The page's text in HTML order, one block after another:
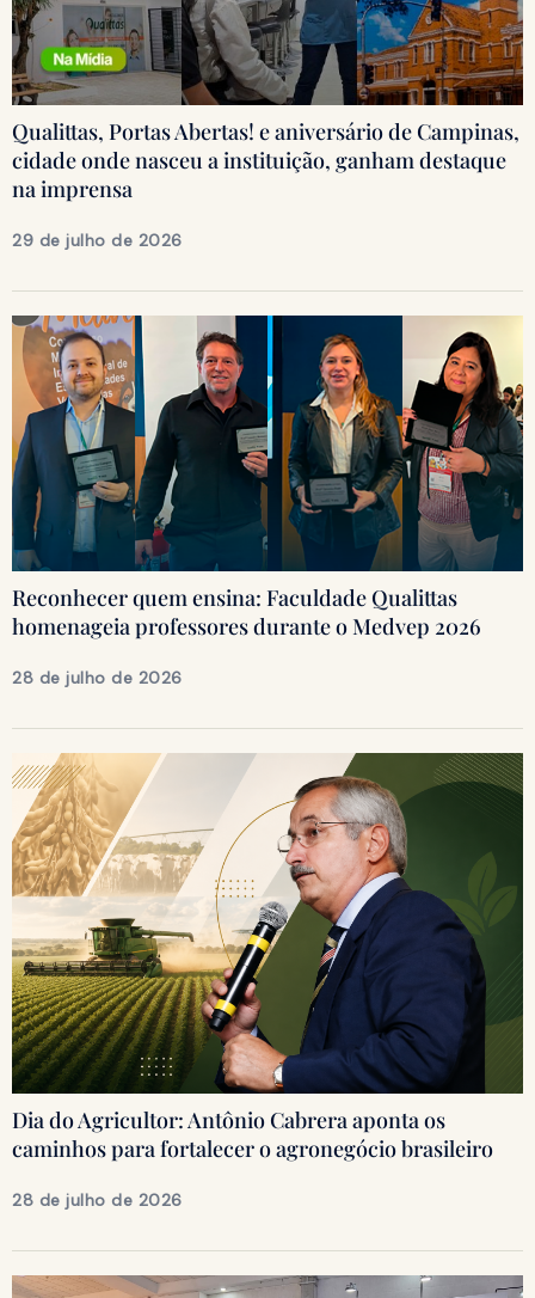
Qualittas, Portas Abertas! e aniversário de Campinas,
cidade onde nasceu a instituição, ganham destaque
na imprensa
29 de julho de 2026
Reconhecer quem ensina: Faculdade Qualittas
homenageia professores durante o Medvep 2026
28 de julho de 2026
Dia do Agricultor: Antônio Cabrera aponta os
caminhos para fortalecer o agronegócio brasileiro
28 de julho de 2026